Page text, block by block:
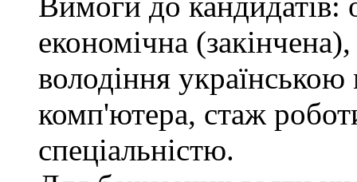
економічна
володіння
комп'ютера, стаж
спеціальністю.